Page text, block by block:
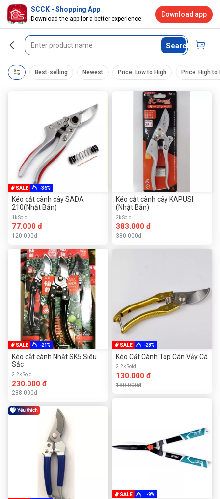
Search
Best-selling Newest Price: Low to High Price: High to
-36%
Kéo cắt cành cây SADA
210(Nhật Bản)
1k Sold
77.000 đ
120.000đ
-21%
Kéo cắt cành Nhật SK5 Siêu
Sắc
2.2k Sold
230.000 đ
288.000đ
Kéo cắt cành cây KAPUSI
(Nhật Bản)
2k Sold
383.000 đ
380.000đ
-28%
Kéo Cắt Cành Top Cán Vảy Cá
2.2k Sold
130.000 đ
180.000đ
-9%
SCCK - Shopping App
Download the app for a better experience
Download app